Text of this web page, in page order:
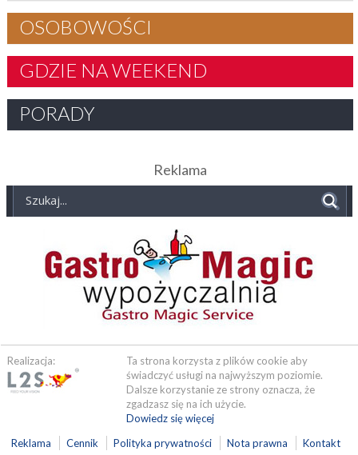
OSOBOWOŚCI
GDZIE NA WEEKEND
PORADY
Reklama
Realizacja:
Ta strona korzysta z plików cookie aby
świadczyć usługi na najwyższym poziomie.
Dalsze korzystanie ze strony oznacza, że
zgadzasz się na ich użycie.
Dowiedz się więcej
Reklama
Cennik Polityka prywatności Nota prawna Kontakt